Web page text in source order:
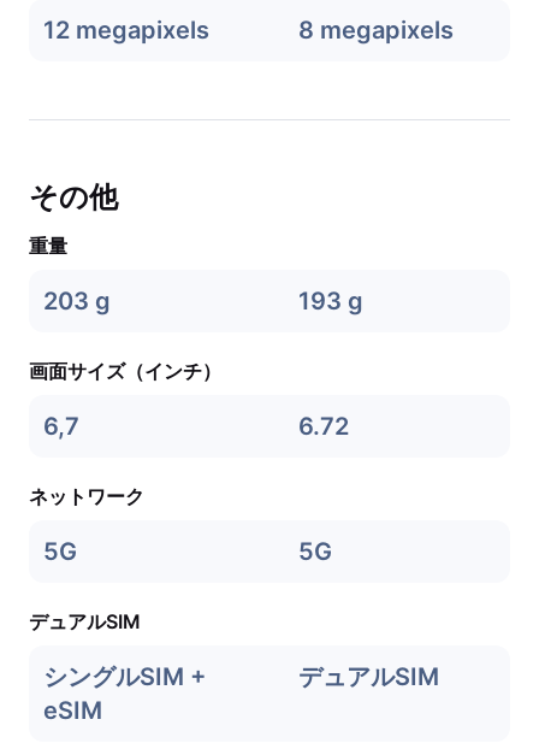
12 megapixels 8 megapixels
その他
重量
203 g 193 g
画面サイズ（インチ）
6,7 6.72
ネットワーク
5G 5G
デュアルSIM
シングルSIM +
eSIM
デュアルSIM